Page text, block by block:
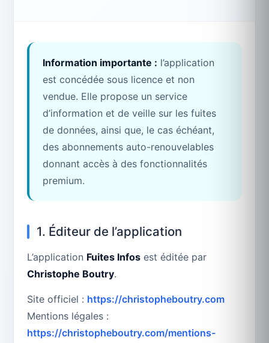
Information importante : l’application
est concédée sous licence et non
vendue. Elle propose un service
d’information et de veille sur les fuites
de données, ainsi que, le cas échéant,
des abonnements auto-renouvelables
donnant accès à des fonctionnalités
premium.
1. Éditeur de l’application
L’application Fuites Infos est éditée par
Christophe Boutry.
Site officiel : https://christopheboutry.com
Mentions légales :
https://christopheboutry.com/mentions-